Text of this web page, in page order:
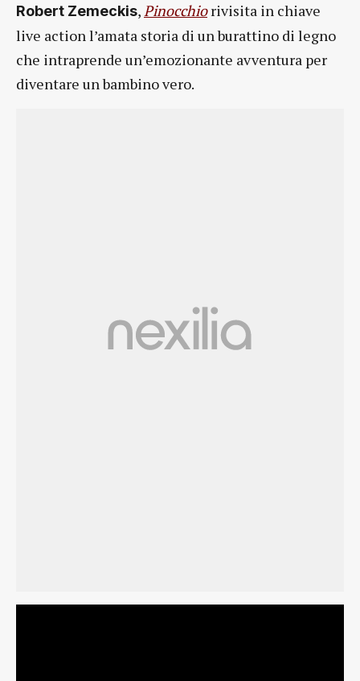
Robert Zemeckis,Pinocchiorivisita in chiave
live action l’amata storia di un burattino di legno
che intraprende un’emozionante avventura per
diventare un bambino vero.